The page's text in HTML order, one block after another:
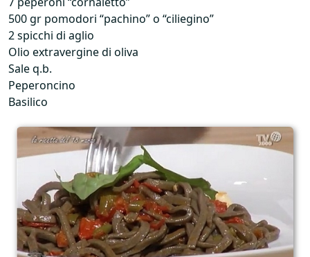
500 gr pomodori “pachino” o “ciliegino”
2 spicchi di aglio
Olio extravergine di oliva
Sale q.b.
Peperoncino
Basilico